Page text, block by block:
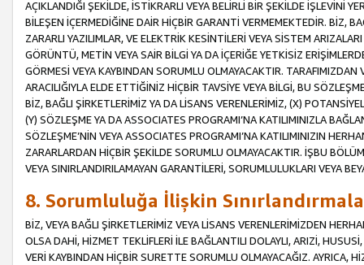
AÇIKLANDIĞI ŞEKİLDE, İSTİKRARLI VEYA BELİRLİ BİR ŞEKİLDE İŞLEVİNİ
BİLEŞEN İÇERMEDİĞİNE DAİR HİÇBİR GARANTİ VERMEMEKTEDİR. BİZ,
ZARARLI YAZILIMLAR, VE ELEKTRİK KESİNTİLERİ VEYA SİSTEM
GÖRÜNTÜ, METİN VEYA SAİR BİLGİ YA DA İÇERİĞE YETKİSİZ
GÖRMESİ VEYA KAYBINDAN SORUMLU OLMAYACAKTIR.
ARACILIĞIYLA ELDE ETTİĞİNİZ HİÇBİR TAVSİYE VEYA BİLGİ, BU
BİZ, BAĞLI ŞİRKETLERİMİZ YA DA LİSANS VERENLERİMİZ, (X)
(Y) SÖZLEŞME YA DA ASSOCIATES PROGRAMI’NA KATILIMINIZLA
SÖZLEŞME’NİN VEYA ASSOCIATES PROGRAMI’NA KATILIMINIZIN
ZARARLARDAN HİÇBİR ŞEKİLDE SORUMLU OLMAYACAKTIR. İŞBU
VEYA SINIRLANDIRILAMAYAN GARANTİLERİ, SORUMLULUKLARI VEYA
8. Sorumluluğa İlişkin
BİZ, VEYA BAĞLI ŞİRKETLERİMİZ VEYA LİSANS VERENLERİMİZDEN
OLSA DAHİ, HİZMET TEKLİFLERİ İLE BAĞLANTILI DOLAYLI, ARIZİ,
VERİ KAYBINDAN HİÇBİR SURETTE SORUMLU OLMAYACAĞIZ. AYRICA,